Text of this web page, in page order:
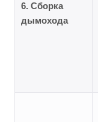
6. Сборка
дымохода